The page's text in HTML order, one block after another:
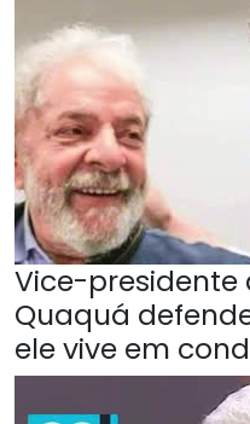
Vice-presidente
Quaquá
ele vive em